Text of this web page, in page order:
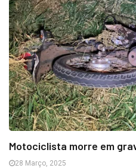
Motociclista morre em
28 Março, 2025